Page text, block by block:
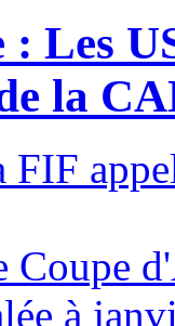
Les
la
Coupe
à